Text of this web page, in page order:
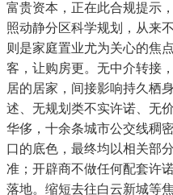
富贵资本，正在此合规提示
照动静分区科学规划，从来
则是家庭置业尤为关心的焦
客，让购房更。无中介转接
居的居家，间接影响持久栖
述、无规划类不实许诺、无
华侈，十余条城市公交线稠
口的底色，最终均以相关部
准；开辟商不做任何配套许
落地。缩短去往白云新城等